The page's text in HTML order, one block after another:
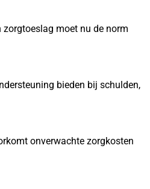
moet nu de norm
bieden bij schulden,
onverwachte zorgkosten